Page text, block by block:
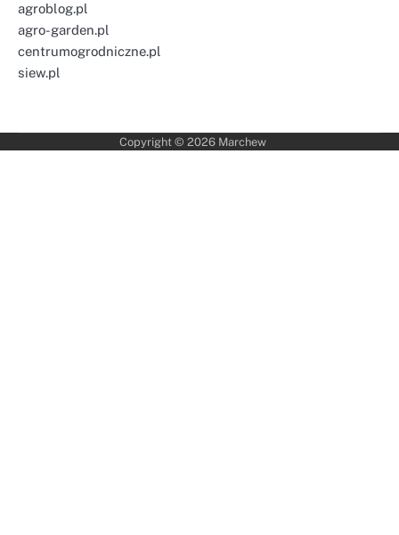
agroblog.pl
agro-garden.pl
centrumogrodniczne.pl
siew.pl
Copyright © 2026 Marchew